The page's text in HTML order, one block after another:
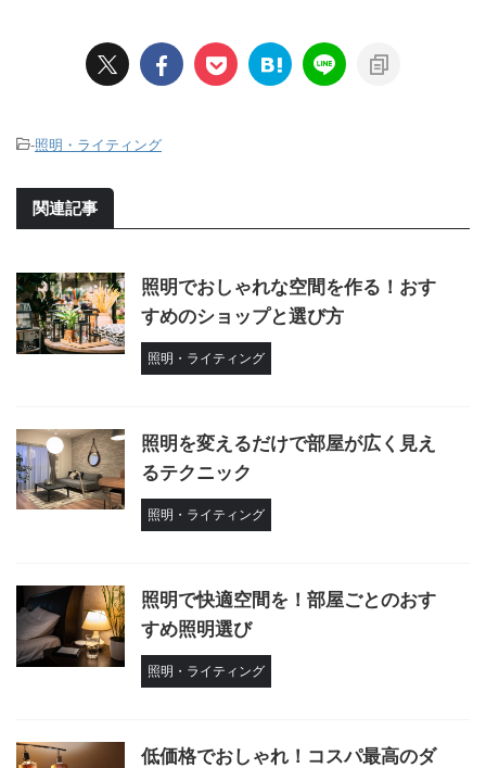
-照明・ライティング
関連記事
照明でおしゃれな空間を作る！おす
すめのショップと選び方
照明・ライティング
照明を変えるだけで部屋が広く見え
るテクニック
照明・ライティング
照明で快適空間を！部屋ごとのおす
すめ照明選び
照明・ライティング
低価格でおしゃれ！コスパ最高のダ